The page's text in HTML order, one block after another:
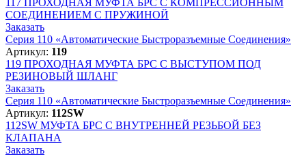
СОЕДИНЕНИЕМ С ПРУЖИНОЙ
Заказать
Серия 110 «Автоматические Быстроразъемные Соединения»
Артикул: 119
119 ПРОХОДНАЯ МУФТА БРС С ВЫСТУПОМ ПОД
РЕЗИНОВЫЙ ШЛАНГ
Заказать
Серия 110 «Автоматические Быстроразъемные Соединения»
Артикул: 112SW
112SW МУФТА БРС С ВНУТРЕННЕЙ РЕЗЬБОЙ БЕЗ
КЛАПАНА
Заказать